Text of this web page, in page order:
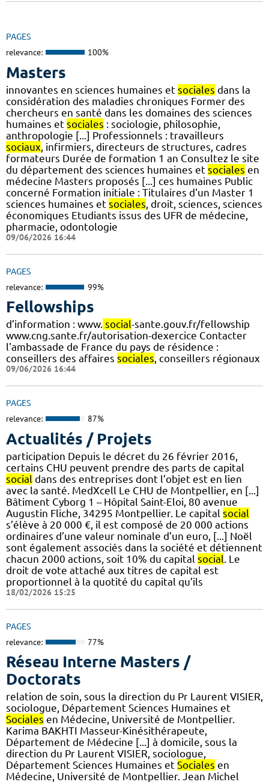
PAGES
relevance: 100%
Masters
innovantes en sciences humaines et sociales dans la
considération des maladies chroniques Former des
chercheurs en santé dans les domaines des sciences
humaines et sociales : sociologie, philosophie,
anthropologie [...] Professionnels : travailleurs
sociaux , infirmiers, directeurs de structures, cadres
formateurs Durée de formation 1 an Consultez le site
du département des sciences humaines et sociales en
médecine Masters proposés [...] ces humaines Public
concerné Formation initiale : Titulaires d'un Master 1
sciences humaines et sociales , droit, sciences, sciences
économiques Etudiants issus des UFR de médecine,
pharmacie, odontologie
09/06/2026 16:44
PAGES
relevance: 99%
Fellowships
d’information : www. social-sante.gouv.fr/fellowship
www.cng.sante.fr/autorisation-dexercice Contacter
l'ambassade de France du pays de résidence :
conseillers des affaires sociales, conseillers régionaux
09/06/2026 16:44
PAGES
relevance: 87%
Actualités / Projets
participation Depuis le décret du 26 février 2016,
certains CHU peuvent prendre des parts de capital
social dans des entreprises dont l’objet est en lien
avec la santé. MedXcell Le CHU de Montpellier, en [...]
Bâtiment Cyborg 1 – Hôpital Saint-Eloi, 80 avenue
Augustin Fliche, 34295 Montpellier. Le capital social
s’élève à 20 000 €, il est composé de 20 000 actions
ordinaires d’une valeur nominale d’un euro, [...] Noël
sont également associés dans la société et détiennent
chacun 2000 actions, soit 10% du capital social . Le
droit de vote attaché aux titres de capital est
proportionnel à la quotité du capital qu’ils
18/02/2026 15:25
PAGES
relevance: 77%
Réseau Interne Masters /
Doctorats
relation de soin, sous la direction du Pr Laurent VISIER,
sociologue, Département Sciences Humaines et
Sociales en Médecine, Université de Montpellier.
Karima BAKHTI Masseur-Kinésithérapeute,
Département de Médecine [...] à domicile, sous la
direction du Pr Laurent VISIER, sociologue,
Département Sciences Humaines et Sociales en
Médecine, Université de Montpellier. Jean Michel